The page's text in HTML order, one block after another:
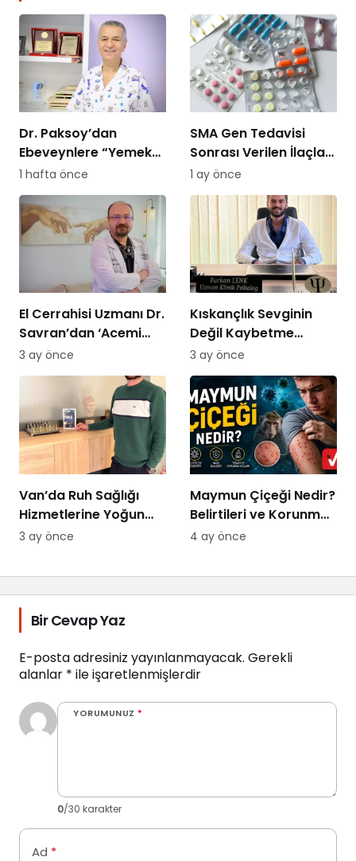
Dr. Paksoy’dan
Ebeveynlere “Yemek
Savaşı” Uyarısı: “B
Planı Sunmayın,
Kararlı Olun”
1 hafta önce
SMA Gen Tedavisi
Sonrası Verilen İlaçları
SGK Ödemeyecek!
1 ay önce
El Cerrahisi Uzmanı Dr.
Savran’dan ‘Acemi
Kasap’ Uyarısı!
3 ay önce
Kıskançlık Sevginin
Değil Kaybetme
Korkusunun
Göstergesidir: Uzman
Psikolog Açıkladı
3 ay önce
Van’da Ruh Sağlığı
Hizmetlerine Yoğun
Talep: “Randevu
Zorlanıyoruz
3 ay önce
Maymun Çiçeği Nedir?
Belirtileri ve Korunma
Yolları 2026
4 ay önce
Bir Cevap Yaz
E-posta adresiniz yayınlanmayacak. Gerekli
alanlar * ile işaretlenmişlerdir
YORUMUNUZ *
0/30 karakter
Ad *